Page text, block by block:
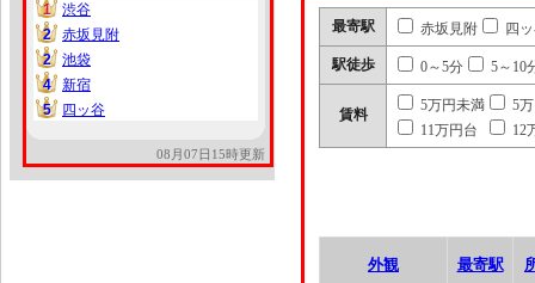
1
1
渋谷
2
2
赤坂見附
2
2
池袋
4
4
新宿
5
5 四ッ谷
08月07日15時更新
最寄駅 赤坂見附 四
駅徒歩 0～5分 5～10
賃料
5万円未満
5
11万円台
12
外観 最寄駅